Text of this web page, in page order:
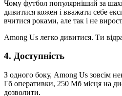
Чому футбол популярніший за
дивитися кожен і вважати себе
вчитися роками, але так і не
Among Us легко дивитися. Ти
4. Доступність
З одного боку, Among Us зовсім
Гб оперативки, 250 Мб місця на
дозволити.